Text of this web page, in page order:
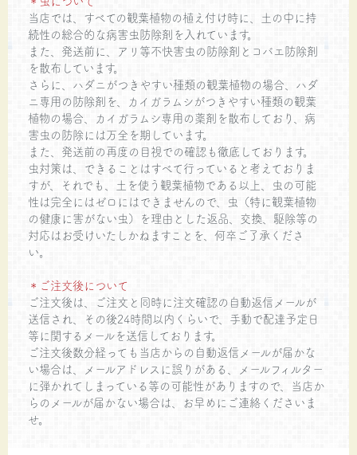
当店では、すべての観葉植物の植え付け時に、土の中に持
続性の総合的な病害虫防除剤を入れています。
また、発送前に、アリ等不快害虫の防除剤とコバエ防除剤
を散布しています。
さらに、ハダニがつきやすい種類の観葉植物の場合、ハダ
ニ専用の防除剤を、カイガラムシがつきやすい種類の観葉
植物の場合、カイガラムシ専用の薬剤を散布しており、病
害虫の防除には万全を期しています。
また、発送前の再度の目視での確認も徹底しております。
虫対策は、できることはすべて行っていると考えておりま
すが、それでも、土を使う観葉植物である以上、虫の可能
性は完全にはゼロにはできませんので、虫（特に観葉植物
の健康に害がない虫）を理由とした返品、交換、駆除等の
対応はお受けいたしかねますことを、何卒ご了承くださ
い。
＊ご注文後について
ご注文後は、ご注文と同時に注文確認の自動返信メールが
送信され、その後24時間以内くらいで、手動で配達予定日
等に関するメールを送信しております。
ご注文後数分経っても当店からの自動返信メールが届かな
い場合は、メールアドレスに誤りがある、メールフィルター
に弾かれてしまっている等の可能性がありますので、当店か
らのメールが届かない場合は、お早めにご連絡くださいま
せ。